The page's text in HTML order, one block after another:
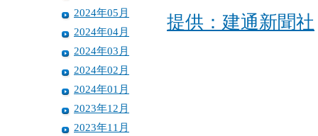
2024年05月
2024年04月
2024年03月
2024年02月
2024年01月
2023年12月
2023年11月
提供：建通新聞社